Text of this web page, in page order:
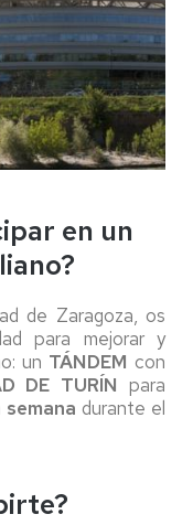
en un
de Zaragoza, os
para mejorar y
un TÁNDEM con
DE TURÍN para
durante el